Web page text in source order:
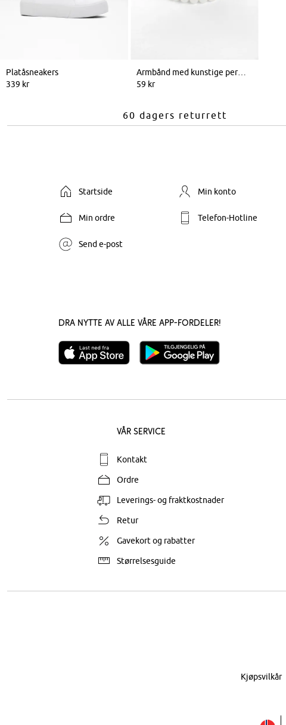
Platåsneakers
339 kr
Armbånd med kunstige perler (12-pack)
59 kr
60 dagers returrett
Startside Min konto
Min ordre Telefon-Hotline
Send e-post
Dra nytte av alle våre app-fordeler!
Vår service
Kontakt
Ordre
Leverings- og fraktkostnader
Retur
Gavekort og rabatter
Størrelsesguide
Kjøpsvilkår